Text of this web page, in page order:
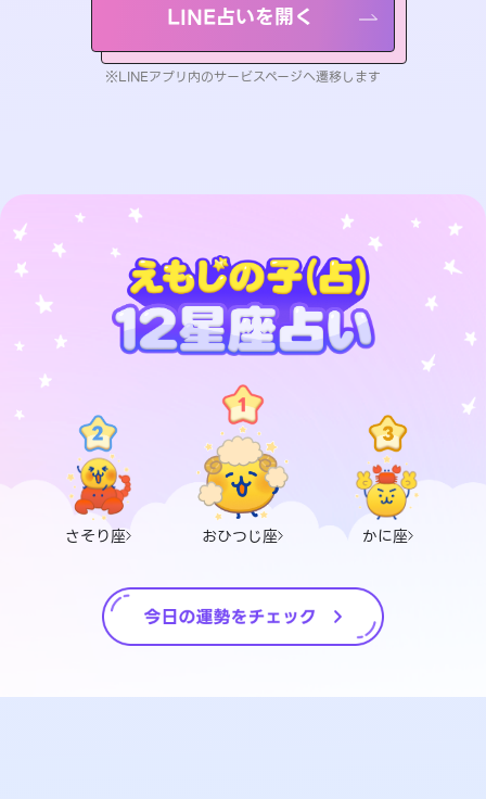
LINE占いを開く
※LINEアプリ内のサービスページへ遷移します
さそり座 おひつじ座 かに座